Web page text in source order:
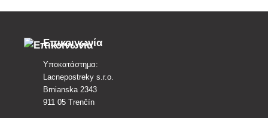
Επικοινωνία
Υποκατάστημα:
Lacnepostreky s.r.o.
Brnianska 2343
911 05 Trenčín